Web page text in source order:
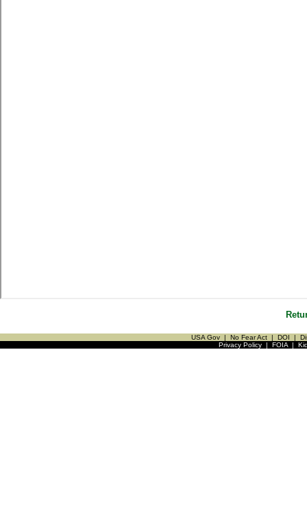
USA Gov | No Fear Act | DOI |
Privacy Policy| FOIA|